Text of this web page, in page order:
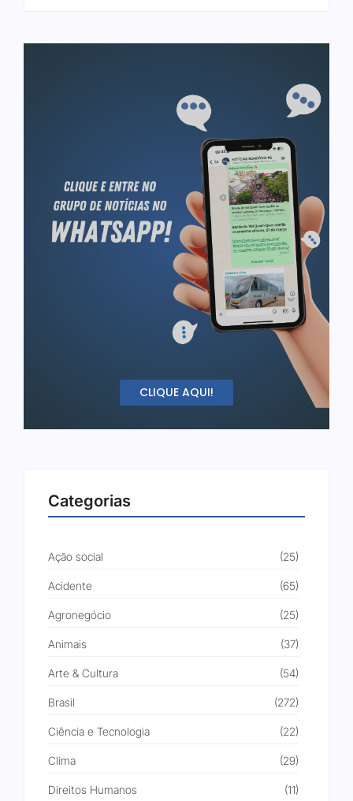
CLIQUE AQUI!
Categorias
Ação social (25)
Acidente (65)
Agronegócio (25)
Animais (37)
Arte & Cultura (54)
Brasil (272)
Ciência e Tecnologia (22)
Clima (29)
Direitos Humanos (11)